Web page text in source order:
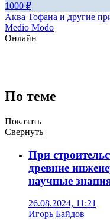
1000 ₽
Аква Тофана и другие
Medio Modo
Онлайн
По теме
Показать
Свернуть
При
древние
научные
26.08.2024, 11:21
Игорь Байдов